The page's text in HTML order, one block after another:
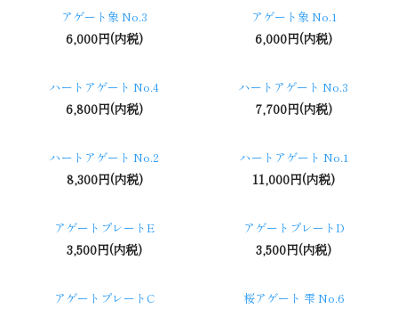
アゲート象 No.3
6,000円(内税)
アゲート象 No.1
6,000円(内税)
ハートアゲート No.4
6,800円(内税)
ハートアゲート No.3
7,700円(内税)
ハートアゲート No.2
8,300円(内税)
ハートアゲート No.1
11,000円(内税)
アゲートプレートE
3,500円(内税)
アゲートプレートD
3,500円(内税)
アゲートプレートC 桜アゲート 雫 No.6